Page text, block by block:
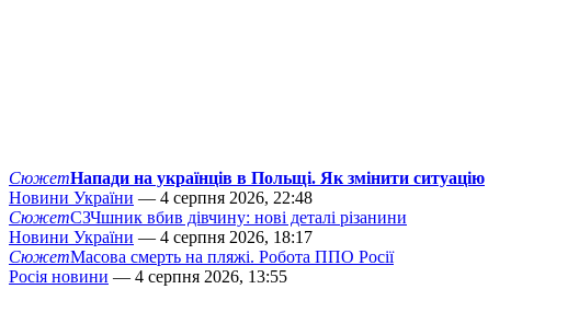
СюжетНапади на українців в Польщі. Як змінити ситуацію
Новини України — 4 серпня 2026, 22:48
СюжетСЗЧшник вбив дівчину: нові деталі різанини
Новини України — 4 серпня 2026, 18:17
СюжетМасова смерть на пляжі. Робота ППО Росії
Росія новини — 4 серпня 2026, 13:55